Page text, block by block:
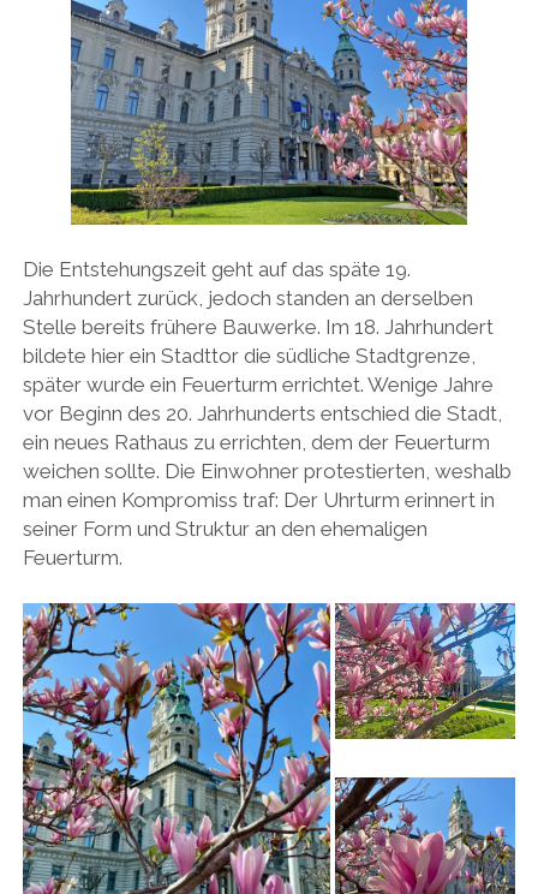
Die Entstehungszeit geht auf das späte 19.
Jahrhundert zurück, jedoch standen an derselben
Stelle bereits frühere Bauwerke. Im 18. Jahrhundert
bildete hier ein Stadttor die südliche Stadtgrenze,
später wurde ein Feuerturm errichtet. Wenige Jahre
vor Beginn des 20. Jahrhunderts entschied die Stadt,
ein neues Rathaus zu errichten, dem der Feuerturm
weichen sollte. Die Einwohner protestierten, weshalb
man einen Kompromiss traf: Der Uhrturm erinnert in
seiner Form und Struktur an den ehemaligen
Feuerturm.